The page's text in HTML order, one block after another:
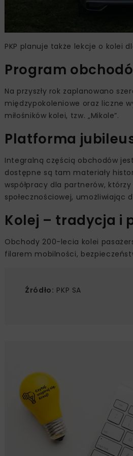
PKP planuje także lekcje o kolei
Program
Na przyszły rok zaplanowano
międzypokoleniowe oraz liczne
miłośników kolei, tzw. „Mikole”.
Platforma
Integralną częścią obchodów
dostępne są tam materiały
współpracy dla partnerów,
społecznościowej, umożliwiając
Kolej – tradycja i
Obchody 200-lecia kolei
filarem mobilności,
Źródło: PKP SA